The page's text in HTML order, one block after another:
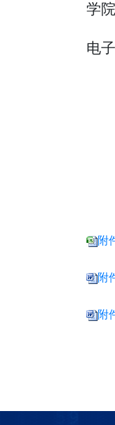
学
电
附
附
附